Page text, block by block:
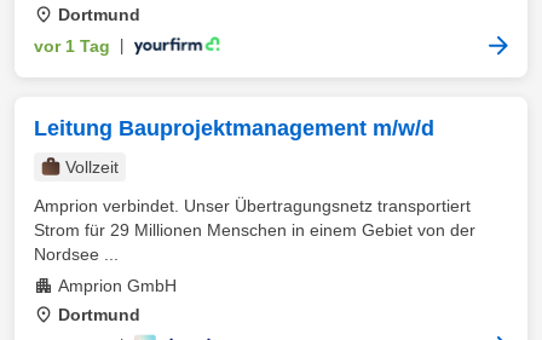
Dortmund
vor 1 Tag
Leitung Bauprojektmanagement m/w/d
Vollzeit
Amprion verbindet. Unser Übertragungsnetz transportiert
Strom für 29 Millionen Menschen in einem Gebiet von der
Nordsee ...
Amprion GmbH
Dortmund